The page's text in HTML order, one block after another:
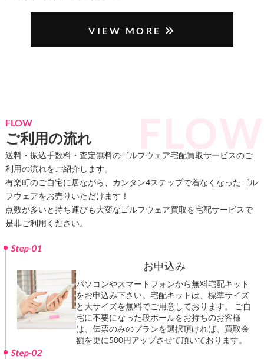
VIEW MORE
FLOW
ご利用の流れ
送料・振込手数料・査定無料のゴルフウェア宅配買取サービスのご
利用の流れをご紹介します。
有楽町のご自宅に居ながら、カンタン4ステップで着なくなったゴル
フウェアをお売りいただけます！
点数が多いと持ち運びも大変なゴルフウェア買取を宅配サービスで
是非ご利用ください。
Step-01
お申込み
パソコンやスマートフォンから無料宅配キット
をお申込み下さい。宅配キットは、標準サイズ
と大サイズを無料でご用意しております。 ご自
宅に不要になった段ボールをお持ちのお客様
は、伝票のみのプランを選択頂ければ、買取金
額を更に500円アップさせて頂いております。
Step-02